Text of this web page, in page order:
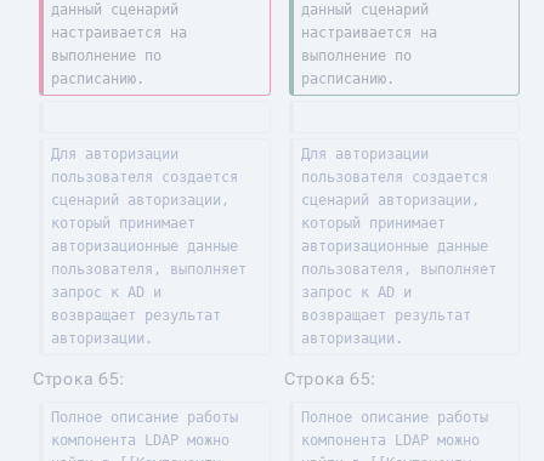
данный сценарий
настраивается на
выполнение по
расписанию.
данный сценарий
настраивается на
выполнение по
расписанию.
Для авторизации
пользователя создается
сценарий авторизации,
который принимает
авторизационные данные
пользователя, выполняет
запрос к AD и
возвращает результат
авторизации.
Для авторизации
пользователя создается
сценарий авторизации,
который принимает
авторизационные данные
пользователя, выполняет
запрос к AD и
возвращает результат
авторизации.
Строка 65: Строка 65:
Полное описание работы
компонента LDAP можно
Полное описание работы
компонента LDAP можно